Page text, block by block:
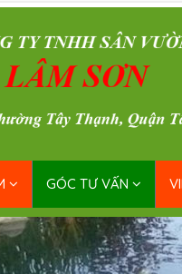
GÓC TƯ VẤN